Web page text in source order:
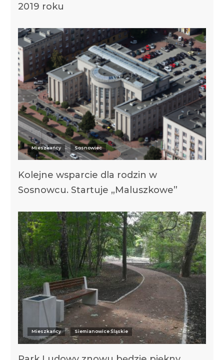
2019 roku
Mieszkańcy Sosnowiec
Kolejne wsparcie dla rodzin w
Sosnowcu. Startuje „Maluszkowe”
Mieszkańcy Siemianowice Śląskie